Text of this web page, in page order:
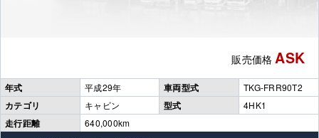
販売価格 ASK
年式 平成29年 車両型式 TKG-FRR90T2
カテゴリ キャビン 型式 4HK1
走行距離 640,000km